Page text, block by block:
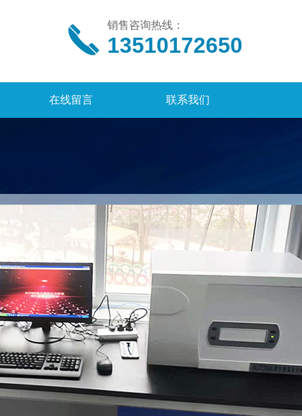
销售咨询热线：
13510172650
在线留言 联系我们